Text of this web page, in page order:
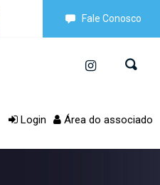
Fale Conosco
Login Área do associado